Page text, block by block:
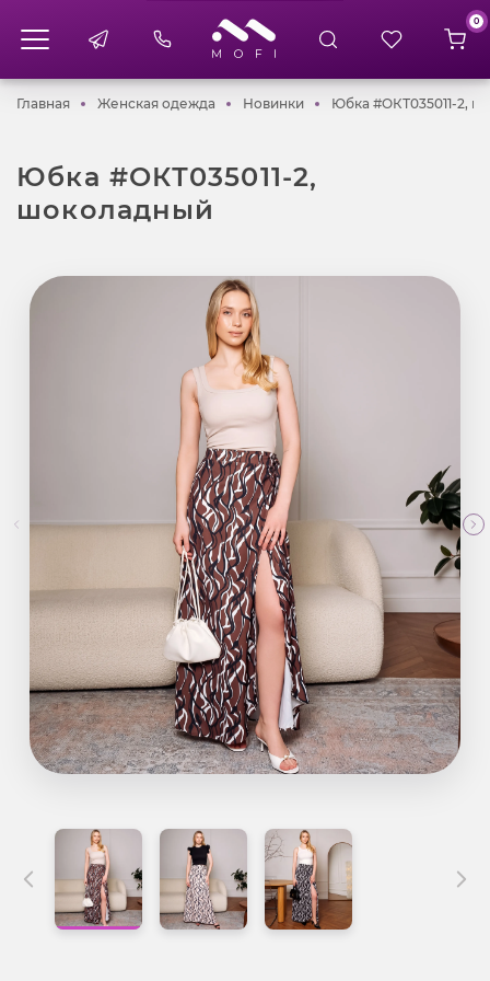
0
ГлавнаяГлавнаяЖенская одежда Женская одежда
НовинкиНовинкиЮбка #ОКТ035011-2,
Юбка #ОКТ035011-2,
шоколадный